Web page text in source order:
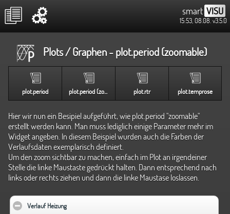
smart VISU
15:53, 08.08. v3.5.0
Plots / Graphen - plot.period (zoomable)
plot.period plot.period (zoom) plot.rtr plot.temprose
Hier wir nun ein Besipiel aufgeführt, wie plot.period "zoomable"
erstellt werden kann. Man muss lediglich einige Parameter mehr im
Widget angeben. In diesem Beispiel wurden auch die Farben der
Verlaufsdaten exemplarisch definiert.
Um den zoom sichtbar zu machen, einfach im Plot an irgendeiner
Stelle die linke Maustaste gedrückt halten. Dann entsprechend nach
links oder rechts ziehen und dann die linke Maustase loslassen.
Verlauf Heizungclick to collapse contents